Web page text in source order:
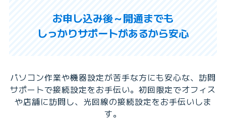
お申し込み後～開通までも
しっかりサポートがあるから安心
パソコン作業や機器設定が苦手な方にも安心な、訪問
サポートで接続設定をお手伝い。 初回限定でオフィス
や店舗に訪問し、光回線の接続設定をお手伝いしま
す。